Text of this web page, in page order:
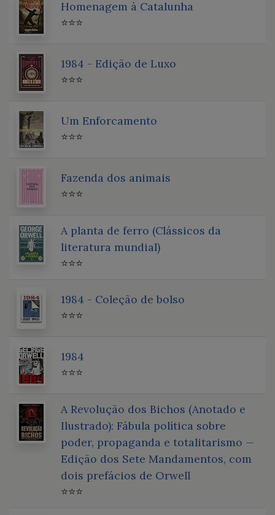
Homenagem à Catalunha
⭐⭐⭐
1984 - Edição de Luxo
⭐⭐⭐
Um Enforcamento
⭐⭐⭐
Fazenda dos animais
⭐⭐⭐
A planta de ferro (Clássicos da
literatura mundial)
⭐⭐⭐
1984 - Coleção de bolso
⭐⭐⭐
1984
⭐⭐⭐
A Revolução dos Bichos (Anotado e
Ilustrado): Fábula política sobre
poder, propaganda e totalitarismo —
Edição dos Sete Mandamentos, com
dois prefácios de Orwell
⭐⭐⭐